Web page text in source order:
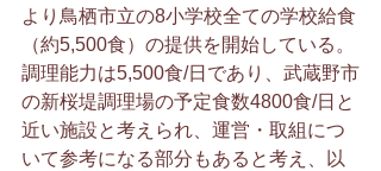
より鳥栖市立の8小学校全ての学校給食
（約5,500食）の提供を開始している。
調理能力は5,500食/日であり、武蔵野市
の新桜堤調理場の予定食数4800食/日と
近い施設と考えられ、運営・取組につ
いて参考になる部分もあると考え、以